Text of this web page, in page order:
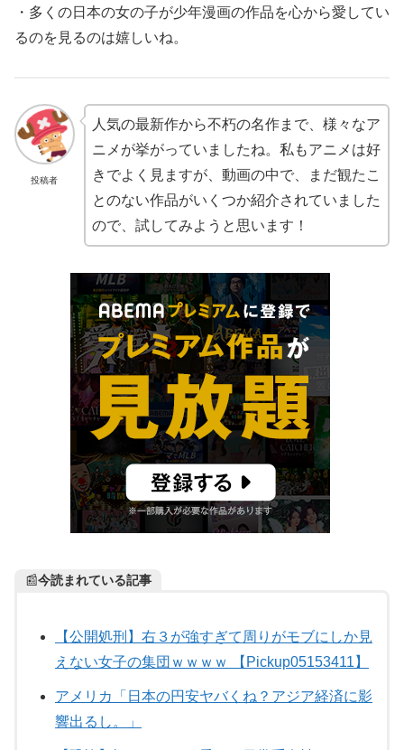
・多くの日本の女の子が少年漫画の作品を心から愛してい
るのを見るのは嬉しいね。
投稿者
人気の最新作から不朽の名作まで、様々なア
ニメが挙がっていましたね。私もアニメは好
きでよく見ますが、動画の中で、まだ観たこ
とのない作品がいくつか紹介されていました
ので、試してみようと思います！
📰今読まれている記事
【公開処刑】右３が強すぎて周りがモブにしか見
えない女子の集団ｗｗｗｗ 【Pickup05153411】
アメリカ「日本の円安ヤバくね？アジア経済に影
響出るし。」